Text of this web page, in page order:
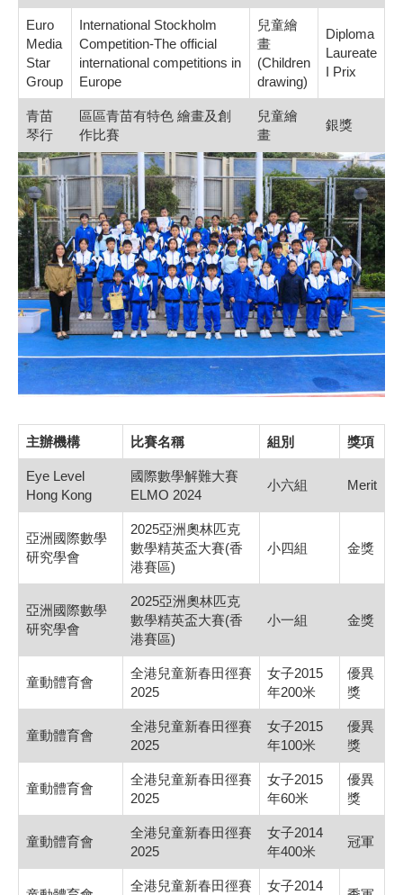
Euro
Media
Star
Group
International Stockholm
Competition-The official
international competitions in
Europe
兒童繪
畫
(Children
drawing)
Diploma
Laureate
I Prix
青苗
琴行
區區青苗有特色 繪畫及創
作比賽
兒童繪
畫
銀獎
主辦機構 比賽名稱 組別 獎項
Eye Level
Hong Kong
國際數學解難大賽
ELMO 2024
小六組 Merit
亞洲國際數學
研究學會
2025亞洲奧林匹克
數學精英盃大賽(香
港賽區)
小四組 金獎
亞洲國際數學
研究學會
2025亞洲奧林匹克
數學精英盃大賽(香
港賽區)
小一組 金獎
童動體育會
全港兒童新春田徑賽
2025
女子2015
年200米
優異
獎
童動體育會
全港兒童新春田徑賽
2025
女子2015
年100米
優異
獎
童動體育會
全港兒童新春田徑賽
2025
女子2015
年60米
優異
獎
童動體育會
全港兒童新春田徑賽
2025
女子2014
年400米
冠軍
全港兒童新春田徑賽
女子2014